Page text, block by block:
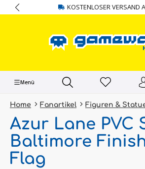
springen KOSTENLOSER VERSAND
Menü
Home Fanartikel Figuren &
Azur Lane PVC
Baltimore
Flag